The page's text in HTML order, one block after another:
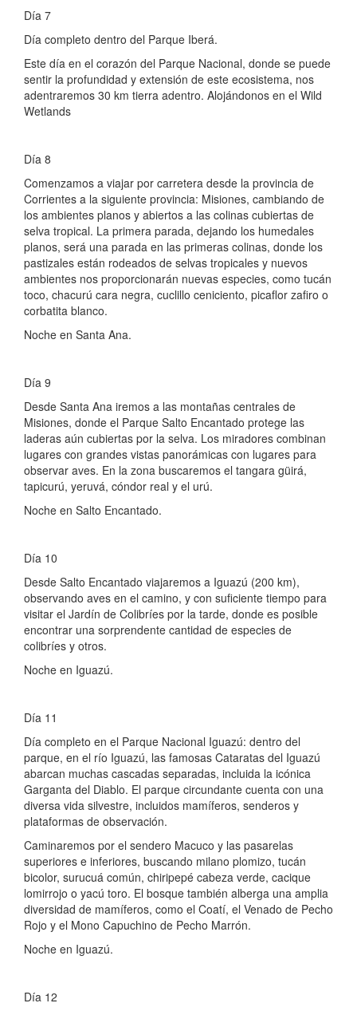
Día 7
Día completo dentro del Parque Iberá.
Este día en el corazón del Parque Nacional, donde se puede
sentir la profundidad y extensión de este ecosistema, nos
adentraremos 30 km tierra adentro. Alojándonos en el Wild
Wetlands
Día 8
Comenzamos a viajar por carretera desde la provincia de
Corrientes a la siguiente provincia: Misiones, cambiando de
los ambientes planos y abiertos a las colinas cubiertas de
selva tropical. La primera parada, dejando los humedales
planos, será una parada en las primeras colinas, donde los
pastizales están rodeados de selvas tropicales y nuevos
ambientes nos proporcionarán nuevas especies, como tucán
toco, chacurú cara negra, cuclillo ceniciento, picaflor zafiro o
corbatita blanco.
Noche en Santa Ana.
Día 9
Desde Santa Ana iremos a las montañas centrales de
Misiones, donde el Parque Salto Encantado protege las
laderas aún cubiertas por la selva. Los miradores combinan
lugares con grandes vistas panorámicas con lugares para
observar aves. En la zona buscaremos el tangara güirá,
tapicurú, yeruvá, cóndor real y el urú.
Noche en Salto Encantado.
Día 10
Desde Salto Encantado viajaremos a Iguazú (200 km),
observando aves en el camino, y con suficiente tiempo para
visitar el Jardín de Colibríes por la tarde, donde es posible
encontrar una sorprendente cantidad de especies de
colibríes y otros.
Noche en Iguazú.
Día 11
Día completo en el Parque Nacional Iguazú: dentro del
parque, en el río Iguazú, las famosas Cataratas del Iguazú
abarcan muchas cascadas separadas, incluida la icónica
Garganta del Diablo. El parque circundante cuenta con una
diversa vida silvestre, incluidos mamíferos, senderos y
plataformas de observación.
Caminaremos por el sendero Macuco y las pasarelas
superiores e inferiores, buscando milano plomizo, tucán
bicolor, surucuá común, chiripepé cabeza verde, cacique
lomirrojo o yacú toro. El bosque también alberga una amplia
diversidad de mamíferos, como el Coatí, el Venado de Pecho
Rojo y el Mono Capuchino de Pecho Marrón.
Noche en Iguazú.
Día 12